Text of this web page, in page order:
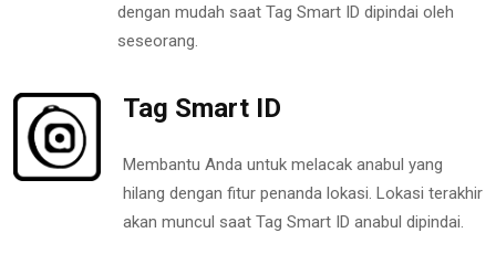
dengan mudah saat Tag Smart ID dipindai oleh
seseorang.
Tag Smart ID
Membantu Anda untuk melacak anabul yang
hilang dengan fitur penanda lokasi. Lokasi terakhir
akan muncul saat Tag Smart ID anabul dipindai.